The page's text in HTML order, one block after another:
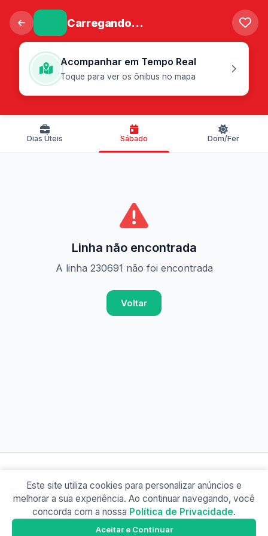
Carregando...
Acompanhar em Tempo Real
Toque para ver os ônibus no mapa
Dias Úteis Sábado Dom/Fer
Linha não encontrada
A linha 230691 não foi encontrada
Voltar
© 2026 Busão BR
Sobre Contato Política de Privacidade
Este site utiliza cookies para personalizar anúncios e
melhorar a sua experiência. Ao continuar navegando, você
concorda com a nossa Política de Privacidade.
Aceitar e Continuar